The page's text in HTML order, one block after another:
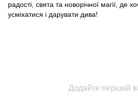
радості, свята та новорічної магії, де
усміхатися і дарувати дива!
Додайте перший